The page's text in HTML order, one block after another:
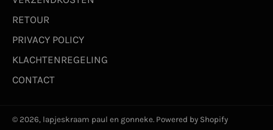
RETOUR
PRIVACY POLICY
KLACHTENREGELING
CONTACT
© 2026, lapjeskraam paul en gonneke. Powered by Shopify